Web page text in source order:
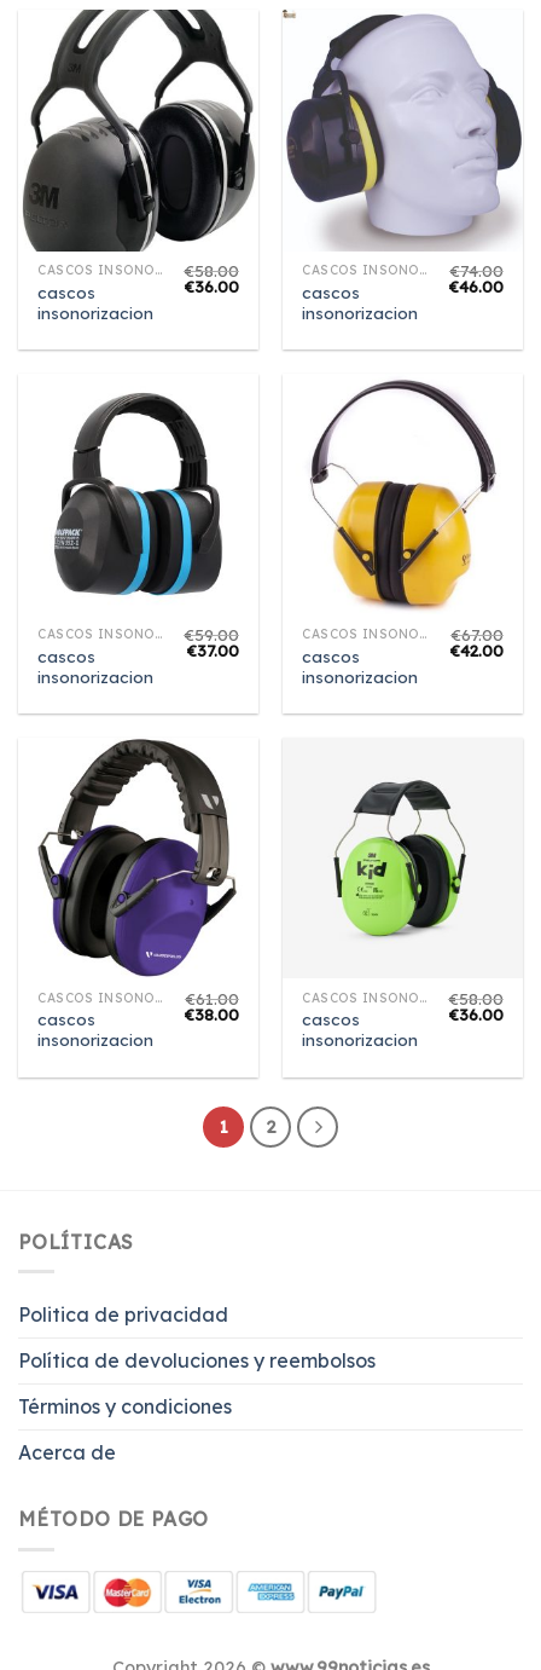
CASCOS INSONORIZACION
cascos
insonorizacion
€58.00
€36.00
CASCOS INSONORIZACION
cascos
insonorizacion
€74.00
€46.00
CASCOS INSONORIZACION
cascos
insonorizacion
€59.00
€37.00
CASCOS INSONORIZACION
cascos
insonorizacion
€67.00
€42.00
CASCOS INSONORIZACION
cascos
insonorizacion
€61.00
€38.00
CASCOS INSONORIZACION
cascos
insonorizacion
€58.00
€36.00
1 2
POLÍTICAS
Politica de privacidad
Política de devoluciones y reembolsos
Términos y condiciones
Acerca de
MÉTODO DE PAGO